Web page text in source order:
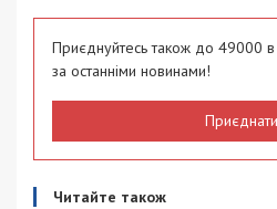
Приєднуйтесь також до 49000
за останніми новинами!
Читайте також